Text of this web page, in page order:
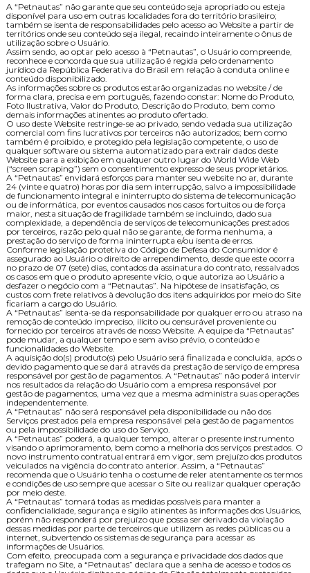
A “Petnautas” não garante que seu conteúdo seja apropriado ou esteja
disponível para uso em outras localidades fora do território brasileiro;
também se isenta de responsabilidades pelo acesso ao Website a partir de
territórios onde seu conteúdo seja ilegal, recaindo inteiramente o ônus de
utilização sobre o Usuário.
Assim sendo, ao optar pelo acesso à “Petnautas”, o Usuário compreende,
reconhece e concorda que sua utilização é regida pelo ordenamento
jurídico da República Federativa do Brasil em relação à conduta online e
conteúdo disponibilizado.
As informações sobre os produtos estarão organizadas no website / de
forma clara, precisa e em português, fazendo constar: Nome do Produto,
Foto Ilustrativa, Valor do Produto, Descrição do Produto, bem como
demais informações atinentes ao produto ofertado.
O uso deste Website restringe-se ao privado, sendo vedada sua utilização
comercial com fins lucrativos por terceiros não autorizados; bem como
também é proibido, e protegido pela legislação competente, o uso de
qualquer software ou sistema automatizado para extrair dados deste
Website para a exibição em qualquer outro lugar do World Wide Web
(“screen scraping”) sem o consentimento expresso de seus proprietários.
A “Petnautas” envidará esforços para manter seu website no ar, durante
24 (vinte e quatro) horas por dia sem interrupção, salvo a impossibilidade
de funcionamento integral e ininterrupto do sistema de telecomunicação
ou de informática, por eventos causados nos casos fortuitos ou de força
maior, nesta situação de fragilidade também se incluindo, dado sua
complexidade, a dependência de serviços de telecomunicações prestados
por terceiros, razão pelo qual não se garante, de forma nenhuma, a
prestação do serviço de forma ininterrupta e/ou isenta de erros.
Conforme legislação protetiva do Código de Defesa do Consumidor é
assegurado ao Usuário o direito de arrependimento, desde que este ocorra
no prazo de 07 (sete) dias, contados da assinatura do contrato, ressalvados
os casos em que o produto apresente vício, o que autoriza ao Usuário a
desfazer o negócio com a “Petnautas”. Na hipótese de insatisfação, os
custos com frete relativos à devolução dos itens adquiridos por meio do Site
ficariam a cargo do Usuário.
A “Petnautas” isenta-se da responsabilidade por qualquer erro ou atraso na
remoção de conteúdo impreciso, ilícito ou censurável proveniente ou
fornecido por terceiros através de nosso Website. A equipe da “Petnautas”
pode mudar, a qualquer tempo e sem aviso prévio, o conteúdo e
funcionalidades do Website.
A aquisição do(s) produto(s) pelo Usuário será finalizada e concluída, após o
devido pagamento que se dará através da prestação de serviço de empresa
responsável por gestão de pagamentos. A “Petnautas” não poderá intervir
nos resultados da relação do Usuário com a empresa responsável por
gestão de pagamentos, uma vez que a mesma administra suas operações
independentemente.
A “Petnautas” não será responsável pela disponibilidade ou não dos
Serviços prestados pela empresa responsável pela gestão de pagamentos
ou pela impossibilidade do uso do Serviço.
A “Petnautas” poderá, a qualquer tempo, alterar o presente instrumento
visando o aprimoramento, bem como a melhoria dos serviços prestados. O
novo instrumento contratual entrará em vigor, sem prejuízo dos produtos
veiculados na vigência do contrato anterior. Assim, a “Petnautas”
recomenda que o Usuário tenha o costume de reler atentamente os termos
e condições de uso sempre que acessar o Site ou realizar qualquer operação
por meio deste.
A “Petnautas” tomará todas as medidas possíveis para manter a
confidencialidade, segurança e sigilo atinentes às informações dos Usuários,
porém não responderá por prejuízo que possa ser derivado da violação
dessas medidas por parte de terceiros que utilizem as redes públicas ou a
internet, subvertendo os sistemas de segurança para acessar as
informações de Usuários.
Com efeito, preocupada com a segurança e privacidade dos dados que
trafegam no Site, a “Petnautas” declara que a senha de acesso e todos os